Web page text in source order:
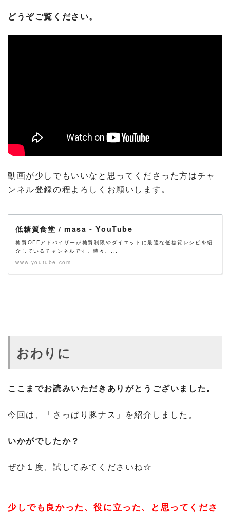
どうぞご覧ください。
動画が少しでもいいなと思ってくださった方はチャ
ンネル登録の程よろしくお願いします。
低糖質食堂 / masa - YouTube
糖質OFFアドバイザーが糖質制限やダイエットに最適な低糖質レシピを紹
介しているチャンネルです。時々、...
www.youtube.com
おわりに
ここまでお読みいただきありがとうございました。
今回は、「さっぱり豚ナス」を紹介しました。
いかがでしたか？
ぜひ１度、試してみてくださいね☆
少しでも良かった、役に立った、と思ってくださ